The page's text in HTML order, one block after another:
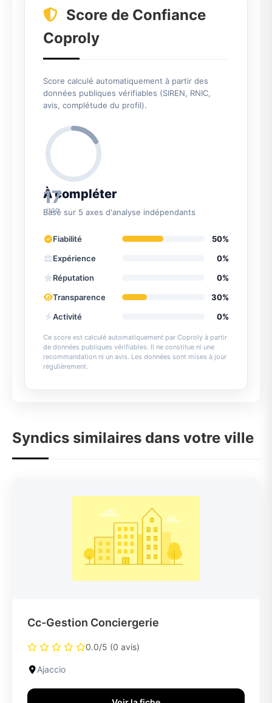
Score de Confiance
Coproly
Score calculé automatiquement à partir des
données publiques vérifiables (SIREN, RNIC,
avis, complétude du profil).
17
/100
À compléter
Basé sur 5 axes d'analyse indépendants
Fiabilité
50%
Expérience
0%
Réputation
0%
Transparence
30%
Activité
0%
Ce score est calculé automatiquement par Coproly à partir
de données publiques vérifiables. Il ne constitue ni une
recommandation ni un avis. Les données sont mises à jour
régulièrement.
Syndics similaires dans votre ville
Cc-Gestion Conciergerie
0.0/5 (0 avis)
Ajaccio